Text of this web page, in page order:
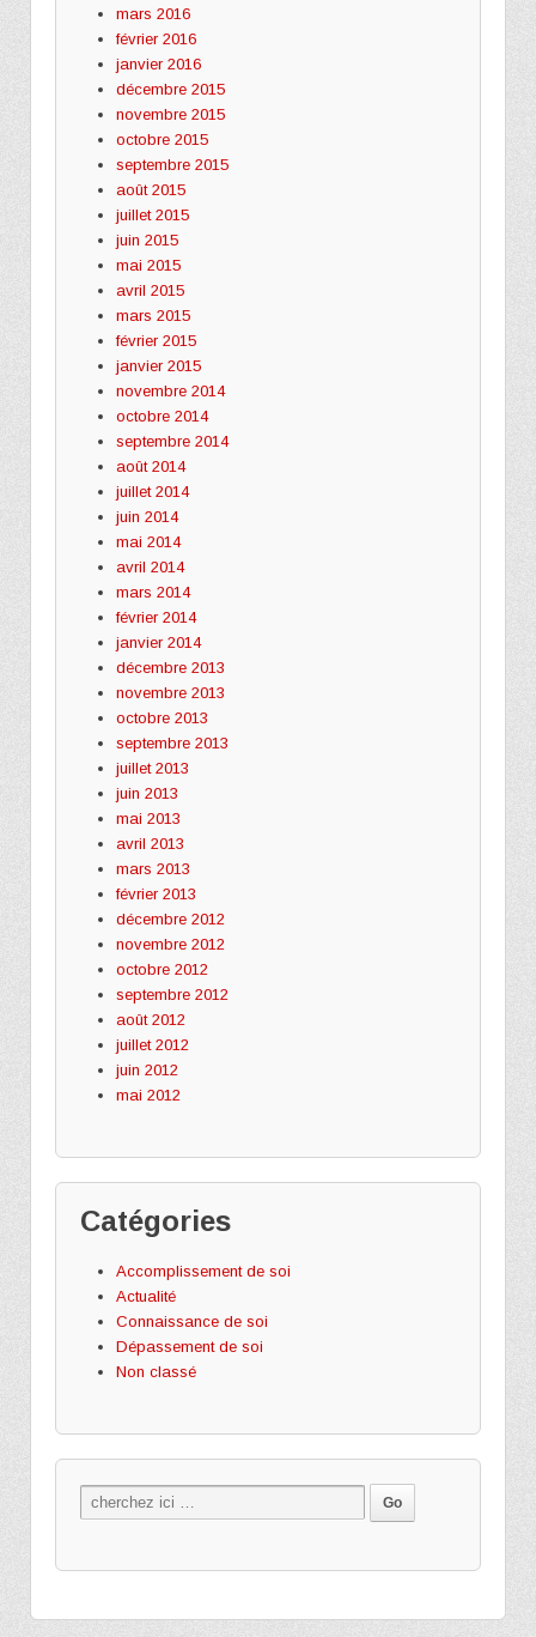
mars 2016
février 2016
janvier 2016
décembre 2015
novembre 2015
octobre 2015
septembre 2015
août 2015
juillet 2015
juin 2015
mai 2015
avril 2015
mars 2015
février 2015
janvier 2015
novembre 2014
octobre 2014
septembre 2014
août 2014
juillet 2014
juin 2014
mai 2014
avril 2014
mars 2014
février 2014
janvier 2014
décembre 2013
novembre 2013
octobre 2013
septembre 2013
juillet 2013
juin 2013
mai 2013
avril 2013
mars 2013
février 2013
décembre 2012
novembre 2012
octobre 2012
septembre 2012
août 2012
juillet 2012
juin 2012
mai 2012
Catégories
Accomplissement de soi
Actualité
Connaissance de soi
Dépassement de soi
Non classé